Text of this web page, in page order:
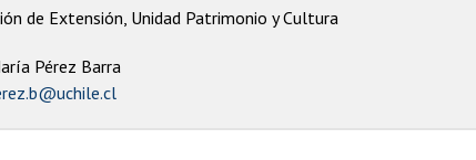
de Extensión, Unidad Patrimonio y Cultura
Pérez Barra